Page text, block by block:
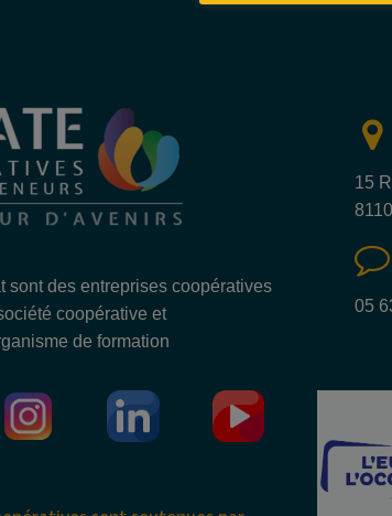
sont des entreprises coopératives
coopérative et
de formation
15
05